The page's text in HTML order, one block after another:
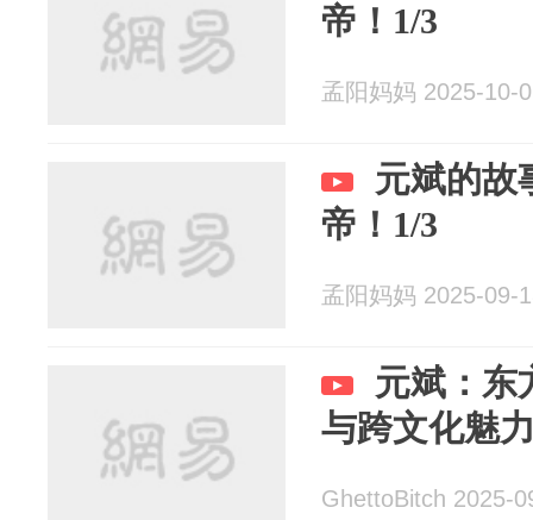
帝！1/3
孟阳妈妈 2025-10-
元斌的故
帝！1/3
孟阳妈妈 2025-09-
元斌：东
与跨文化魅
GhettoBitch 2025-